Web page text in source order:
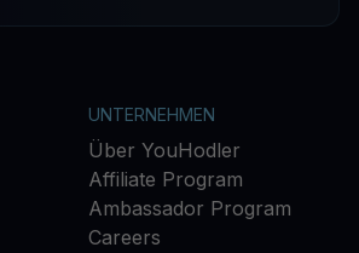
UNTERNEHMEN
Über YouHodler
Affiliate Program
Ambassador Program
Careers